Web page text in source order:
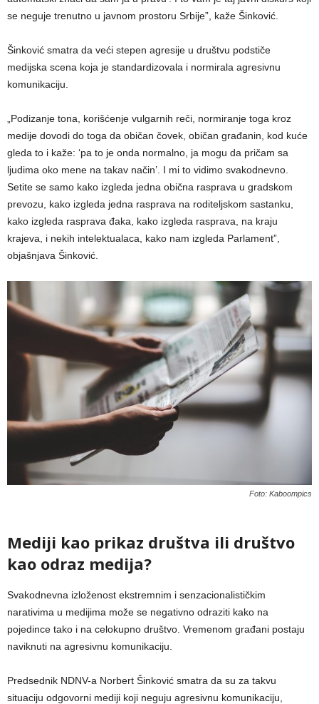
se neguje trenutno u javnom prostoru Srbije”, kaže Šinković.
Šinković smatra da veći stepen agresije u društvu podstiče
medijska scena koja je standardizovala i normirala agresivnu
komunikaciju.
„Podizanje tona, korišćenje vulgarnih reči, normiranje toga kroz
medije dovodi do toga da običan čovek, običan građanin, kod kuće
gleda to i kaže: ‘pa to je onda normalno, ja mogu da pričam sa
ljudima oko mene na takav način’. I mi to vidimo svakodnevno.
Setite se samo kako izgleda jedna obična rasprava u gradskom
prevozu, kako izgleda jedna rasprava na roditeljskom sastanku,
kako izgleda rasprava đaka, kako izgleda rasprava, na kraju
krajeva, i nekih intelektualaca, kako nam izgleda Parlament”,
objašnjava Šinković.
Foto: Kaboompics
Mediji kao prikaz društva ili društvo
kao odraz medija?
Svakodnevna izloženost ekstremnim i senzacionalističkim
narativima u medijima može se negativno odraziti kako na
pojedince tako i na celokupno društvo. Vremenom građani postaju
naviknuti na agresivnu komunikaciju.
Predsednik NDNV-a Norbert Šinković smatra da su za takvu
situaciju odgovorni mediji koji neguju agresivnu komunikaciju,